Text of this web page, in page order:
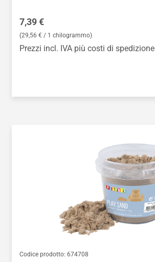
Prezzo normale:
7,39 €
(29,56 € / 1 chilogrammo)
Prezzi incl. IVA più costi di spedizione
Codice prodotto: 674708